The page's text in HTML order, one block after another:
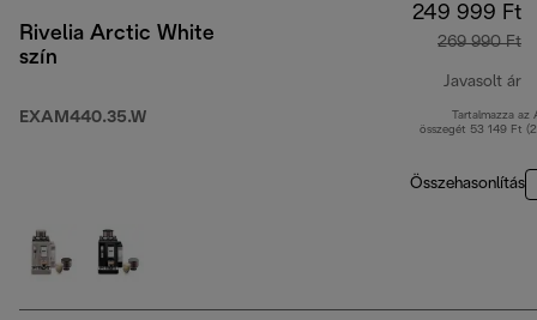
Rivelia Arctic White
szín
EXAM440.35.W
249 999 Ft
269 990 Ft
Javasolt ár
Tartalmazza az
összegét 53 149 Ft
Összehasonlítás